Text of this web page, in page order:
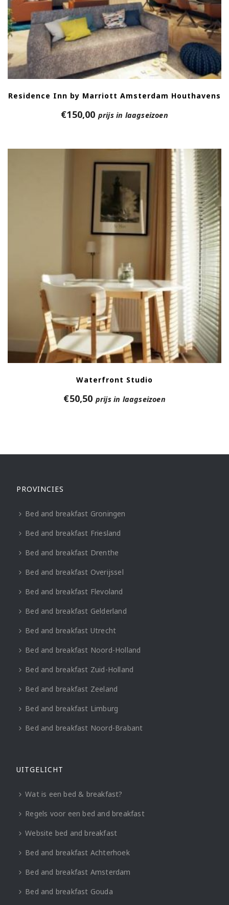
Residence Inn by Marriott Amsterdam Houthavens
€150,00 prijs in laagseizoen
Waterfront Studio
€50,50 prijs in laagseizoen
PROVINCIES
Bed and breakfast Groningen
Bed and breakfast Friesland
Bed and breakfast Drenthe
Bed and breakfast Overijssel
Bed and breakfast Flevoland
Bed and breakfast Gelderland
Bed and breakfast Utrecht
Bed and breakfast Noord-Holland
Bed and breakfast Zuid-Holland
Bed and breakfast Zeeland
Bed and breakfast Limburg
Bed and breakfast Noord-Brabant
UITGELICHT
Wat is een bed & breakfast?
Regels voor een bed and breakfast
Website bed and breakfast
Bed and breakfast Achterhoek
Bed and breakfast Amsterdam
Bed and breakfast Gouda